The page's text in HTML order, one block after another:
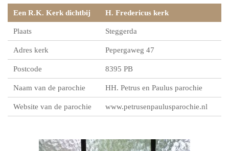
Een R.K. Kerk dichtbij H. Fredericus kerk
Plaats Steggerda
Adres kerk Pepergaweg 47
Postcode 8395 PB
Naam van de parochie HH. Petrus en Paulus parochie
Website van de parochie www.petrusenpaulusparochie.nl